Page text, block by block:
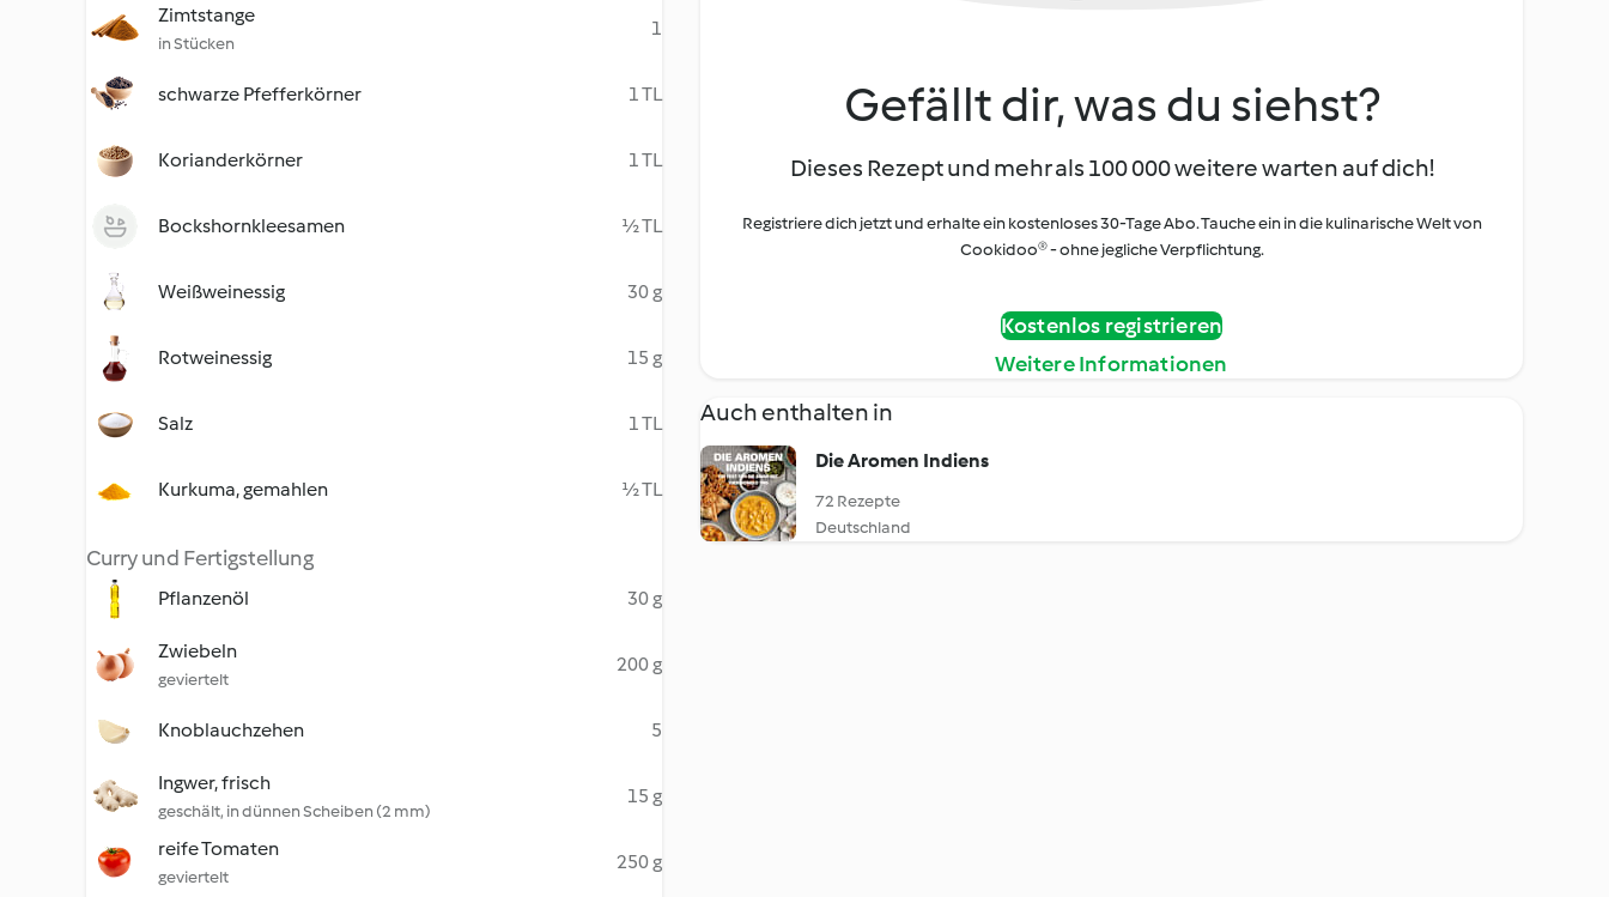
Zimtstange
in Stücken
1
schwarze Pfefferkörner 1 TL
Korianderkörner 1 TL
Bockshornkleesamen ½ TL
Weißweinessig 30 g
Rotweinessig 15 g
Salz 1 TL
Kurkuma, gemahlen ½ TL
Curry und Fertigstellung
Pflanzenöl 30 g
Zwiebeln
geviertelt
200 g
Knoblauchzehen 5
Ingwer, frisch
geschält, in dünnen Scheiben (2 mm)
15 g
reife Tomaten
geviertelt
250 g
Gefällt dir, was du siehst?
Dieses Rezept und mehr als 100 000 weitere warten auf dich!
Registriere dich jetzt und erhalte ein kostenloses 30-Tage Abo. Tauche ein in die kulinarische Welt von
Cookidoo® - ohne jegliche Verpflichtung.
Kostenlos registrieren
Weitere Informationen
Auch enthalten in
Die Aromen Indiens
72 Rezepte
Deutschland